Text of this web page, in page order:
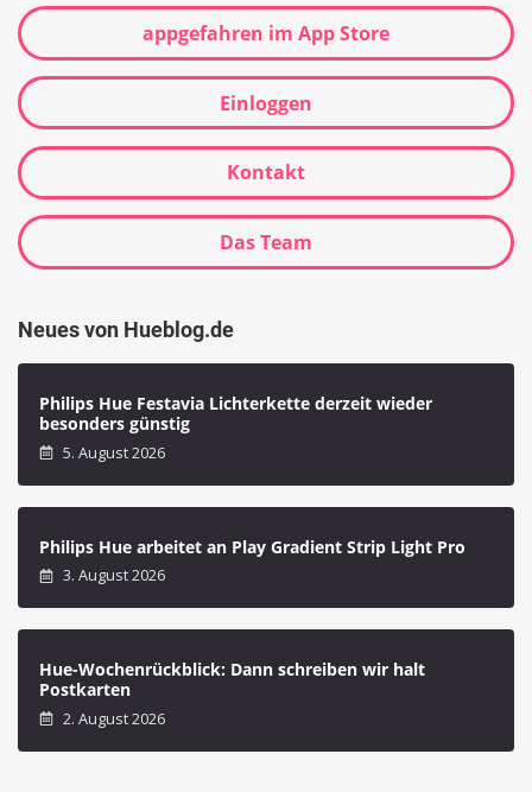
appgefahren im App Store
Einloggen
Kontakt
Das Team
Neues von Hueblog.de
Philips Hue Festavia Lichterkette derzeit wieder
besonders günstig
5. August 2026
Philips Hue arbeitet an Play Gradient Strip Light Pro
3. August 2026
Hue-Wochenrückblick: Dann schreiben wir halt
Postkarten
2. August 2026